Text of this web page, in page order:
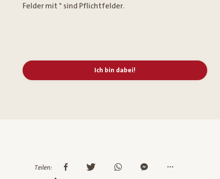
Felder mit * sind Pflichtfelder.
Ich bin dabei!
Teilen: